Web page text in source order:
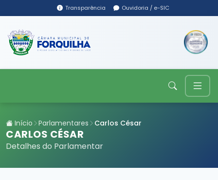
Transparência Ouvidoria / e-SIC
Início Parlamentares Carlos César
CARLOS CÉSAR
Detalhes do Parlamentar